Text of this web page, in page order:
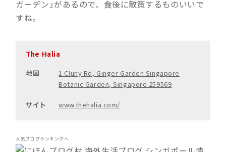
ガーデン」があるので、食後に散策するものいいで
すね。
The Halia
地図
1 Cluny Rd, Ginger Garden Singapore
Botanic Garden, Singapore 259569
サイト www.thehalia.com/
人気ブログランキングへ